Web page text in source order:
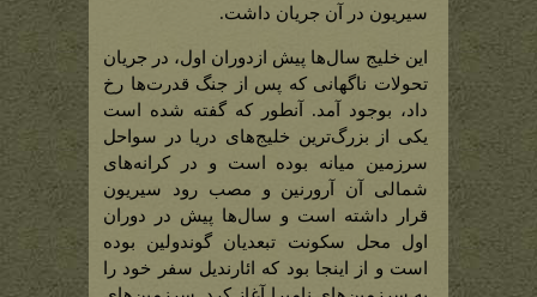
سیریون)
سیریون در آن جریان داشت.
این خلیج سال‌ها پیش ازدوران اول، در جریان
تحولات ناگهانی که پس از جنگ قدرت‌ها رخ
داد، بوجود آمد. آنطور که گفته شده است
یکی از بزرگ‌ترین خلیج‌های دریا در سواحل
سرزمین میانه بوده است و در کرانه‌های
شمالی آن آرورنین و مصب رود سیریون
قرار داشته است و سال‌ها پیش در دوران
اول محل سکونت تبعدیان گوندولین بوده
است و از اینجا بود که ائارندیل سفر خود را